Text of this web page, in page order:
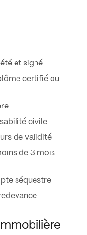
et signé
certifié ou
civile
de validité
de 3 mois
séquestre